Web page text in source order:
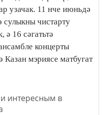
узачак. 11 нче июньдә
сулыкны чистарту
ә 16 сәгатьтә
концерты
мэриясе матбугат
интересным в